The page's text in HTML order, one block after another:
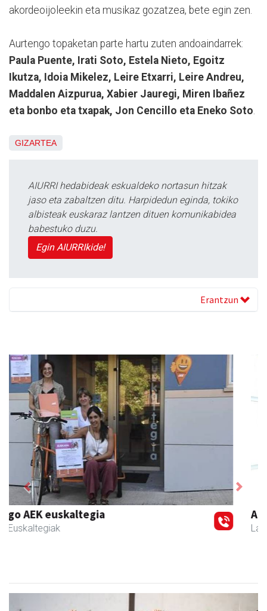
akordeoijoleekin eta musikaz gozatzea, bete egin zen.
Aurtengo topaketan parte hartu zuten andoaindarrek:
Paula Puente, Irati Soto, Estela Nieto, Egoitz
Ikutza, Idoia Mikelez, Leire Etxarri, Leire Andreu,
Maddalen Aizpurua, Xabier Jauregi, Miren Ibañez
eta bonbo eta txapak, Jon Cencillo eta Eneko Soto
GIZARTEA
AIURRI hedabideak eskualdeko nortasun hitzak
jaso eta zabaltzen ditu. Harpidedun eginda, tokiko
albisteak euskaraz lantzen dituen komunikabidea
babestuko duzu.
Egin AIURRIkide!
Erantzun
Amonarriz iturgintza S. L.
Larraul - Iturgintza
Previous Next